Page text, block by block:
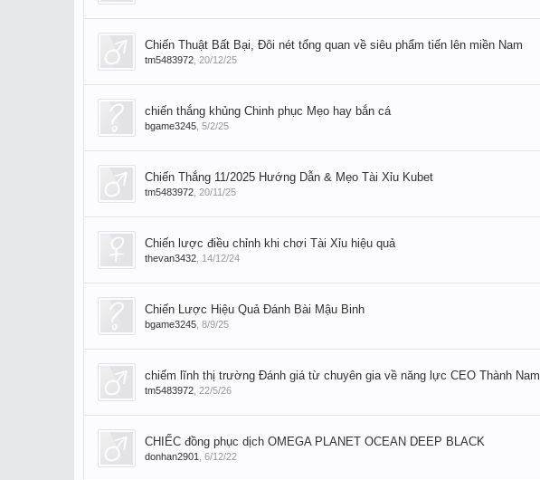
Chiến Thuật Bất Bại, Đôi nét tổng quan về siêu phẩm tiến lên miền Nam
tm5483972 20/12/25
chiến thắng khủng Chinh phục Mẹo hay bắn cá
bgame3245 5/2/25
Chiến Thắng 11/2025 Hướng Dẫn & Mẹo Tài Xỉu Kubet
tm5483972 20/11/25
Chiến lược điều chỉnh khi chơi Tài Xỉu hiệu quả
thevan3432 14/12/24
Chiến Lược Hiệu Quả Đánh Bài Mậu Binh
bgame3245 8/9/25
chiếm lĩnh thị trường Đánh giá từ chuyên gia về năng lực CEO Thành Nam
tm5483972 22/5/26
CHIẾC đồng phục dịch OMEGA PLANET OCEAN DEEP BLACK
donhan2901 6/12/22